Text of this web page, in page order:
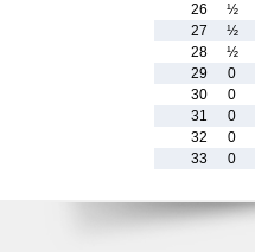
26
½
27
½
28
½
29
0
30
0
31
0
32
0
33
0